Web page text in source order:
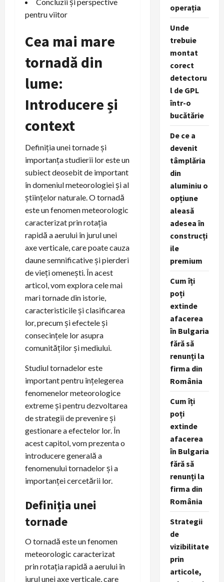
pentru viitor
Cea mai mare
tornadă din
lume:
Introducere și
context
Definiția unei tornade și
importanța studierii lor este un
subiect deosebit de important
în domeniul meteorologiei și al
științelor naturale. O tornadă
este un fenomen meteorologic
caracterizat prin rotația
rapidă a aerului în jurul unei
axe verticale, care poate cauza
daune semnificative și pierderi
de vieți omenești. În acest
articol, vom explora cele mai
mari tornade din istorie,
caracteristicile și clasificarea
lor, precum și efectele și
consecințele lor asupra
comunităților și mediului.
Studiul tornadelor este
important pentru înțelegerea
fenomenelor meteorologice
extreme și pentru dezvoltarea
de strategii de prevenire și
gestionare a efectelor lor. În
acest capitol, vom prezenta o
introducere generală a
fenomenului tornadelor și a
importanței cercetării lor.
Definiția unei
tornade
O tornadă este un fenomen
meteorologic caracterizat
prin rotația rapidă a aerului în
jurul unei axe verticale, care
operația
Unde
trebuie
montat
corect
detectoru
l de GPL
într-o
bucătărie
De ce a
devenit
tâmplăria
din
aluminiu o
opțiune
aleasă
adesea în
construcți
ile
premium
Cum îți
poți
extinde
afacerea
în Bulgaria
fără să
renunți la
firma din
România
Cum îți
poți
extinde
afacerea
în Bulgaria
fără să
renunți la
firma din
România
Strategii
de
vizibilitate
prin
articole,